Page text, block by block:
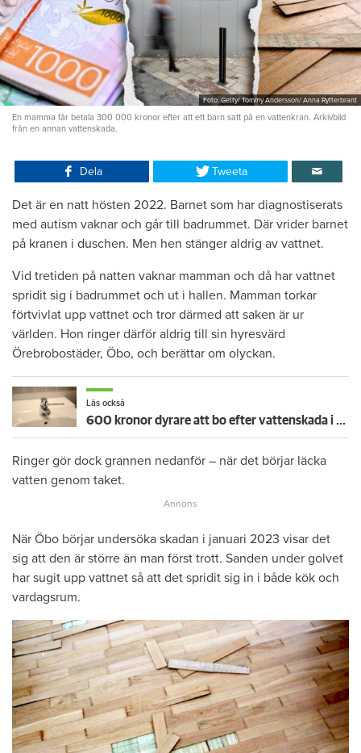
Foto: Getty/ Tommy Andersson/ Anna Rytterbrant
En mamma får betala 300 000 kronor efter att ett barn satt på en vattenkran. Arkivbild
från en annan vattenskada.
Dela Tweeta
Det är en natt hösten 2022. Barnet som har diagnostiserats
med autism vaknar och går till badrummet. Där vrider barnet
på kranen i duschen. Men hen stänger aldrig av vattnet.
Vid tretiden på natten vaknar mamman och då har vattnet
spridit sig i badrummet och ut i hallen. Mamman torkar
förtvivlat upp vattnet och tror därmed att saken är ur
världen. Hon ringer därför aldrig till sin hyresvärd
Örebrobostäder, Öbo, och berättar om olyckan.
Läs också
600 kronor dyrare att bo efter vattenskada i Varberg
Ringer gör dock grannen nedanför – när det börjar läcka
vatten genom taket.
När Öbo börjar undersöka skadan i januari 2023 visar det
sig att den är större än man först trott. Sanden under golvet
har sugit upp vattnet så att det spridit sig in i både kök och
vardagsrum.